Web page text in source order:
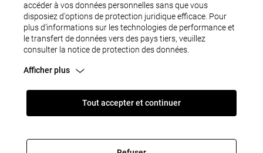
Une erreur est survenue.
accéder à vos données personnelles sans que vous
disposiez d'options de protection juridique efficace. Pour
plus d'informations sur les technologies de performance et
le transfert de données vers des pays tiers, veuillez
consulter la notice de protection des données.
Afficher plus
Tout accepter et continuer